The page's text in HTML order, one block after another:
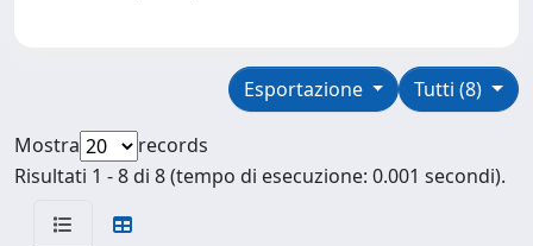
Tutti (8)
Esportazione
Mostra
records
Risultati 1 - 8 di 8 (tempo di esecuzione: 0.001 secondi).